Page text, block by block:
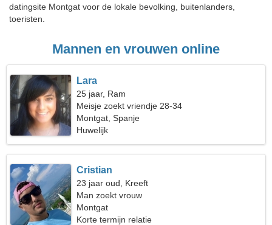
datingsite Montgat voor de lokale bevolking, buitenlanders,
toeristen.
Mannen en vrouwen online
Lara
25 jaar, Ram
Meisje zoekt vriendje 28-34
Montgat, Spanje
Huwelijk
Cristian
23 jaar oud, Kreeft
Man zoekt vrouw
Montgat
Korte termijn relatie